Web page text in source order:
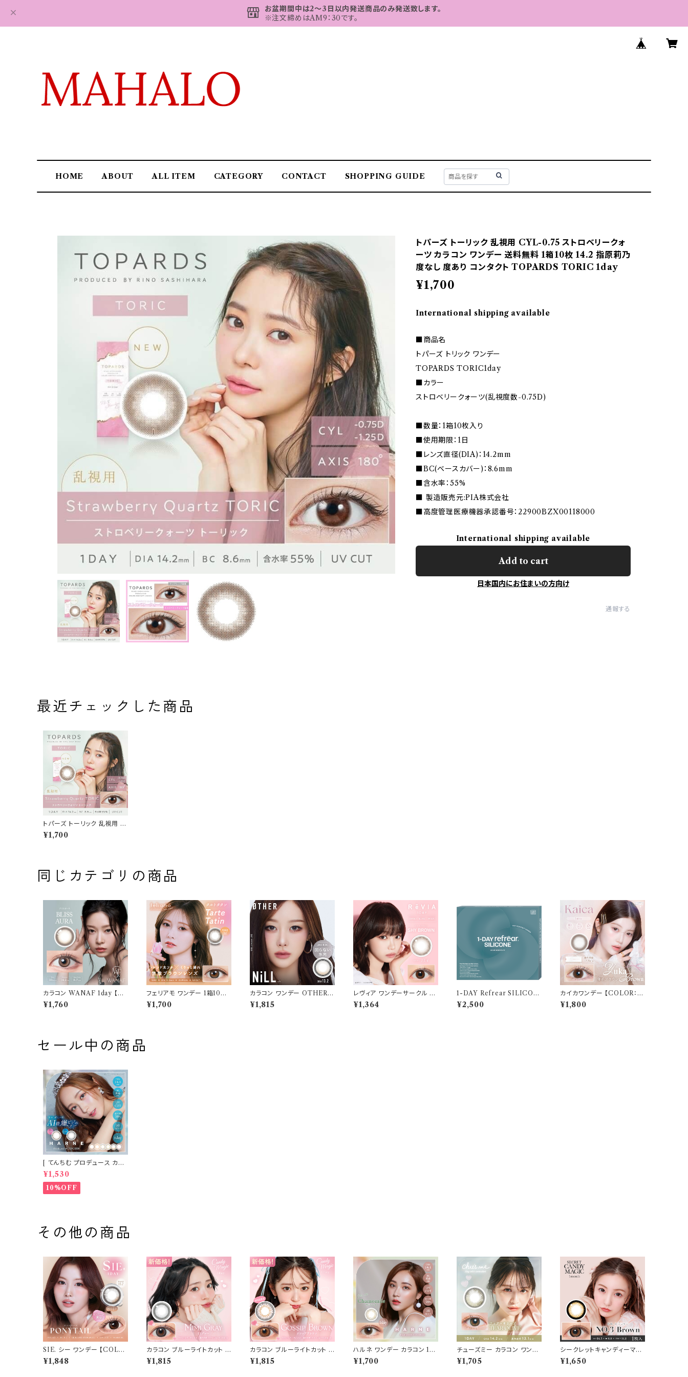
お盆期間中は2～3日以内発送商品のみ発送致します。
※注文締めはAM9：30です。
HOME ABOUT ALL ITEM CATEGORY CONTACT SHOPPING GUIDE
トパーズ トーリック 乱視用 CYL-0.75 ストロベリークォ
ーツ カラコン ワンデー 送料無料 1箱10枚 14.2 指原莉乃
度なし 度あり コンタクト TOPARDS TORIC 1day
¥1,700
International shipping available
■商品名
トパーズ トリック ワンデー
TOPARDS TORIC1day
■カラー
ストロベリークォーツ(乱視度数-0.75D)
■数量：1箱10枚入り
■使用期限：1日
■レンズ直径(DIA)：14.2mm
■BC(ベースカバー)：8.6mm
■含水率：55%
■ 製造販売元:PIA株式会社
■高度管理医療機器承認番号：22900BZX00118000
International shipping available
Add to cart
日本国内にお住まいの方向け
通報する
最近チェックした商品
トパーズ トーリック 乱視用 C
YL-0.75 ストロベリークォー
ツ カラコン ワンデー 送料無
¥1,700
同じカテゴリの商品
カラコン WANAF 1day 【C
OLOR：ブリスオーラ】1箱 10
枚入 ワナフ ワンデー キムミン
¥1,760
フェリアモ ワンデー 1箱10枚
入り【COLOR：タルトタタン】
白石麻衣（まいやん） イメージ
¥1,700
カラコン ワンデー OTHER
アザー 【COLOR：NiLL - ニ
ル(ブラウン)】NEWデビュー 1
¥1,815
レヴィア ワンデーサークル 1
箱10枚入 【COLOR：シャイ
ブラウン】14.1mm ReVIA 1d
¥1,364
1-DAY Refrear SILICON
E UV W-Moisture （ワンデ
ーリフレア シリコーン ユーブ
¥2,500
カイカワンデー 【COLOR：優
花ブラウン】 1箱10枚 14.2m
m 度なし 度あり 中野恵那 カ
¥1,800
セール中の商品
[ てんちむ プロデュース カラ
コン ] HARNE (ハルネ) ワン
デー 1day 10枚入り （当日発
送） 1day
¥1,530
10%OFF
その他の商品
SIE. シー ワンデー 【COLO
R：ポニーテール 】 1箱10枚入
シリコーン 回らない水光レン
¥1,848
カラコン ブルーライトカット キ
ャンディーマジック ワンデー
【COLOR：ミミグレー】1箱10
¥1,815
カラコン ブルーライトカット キ
ャンディーマジック ワンデー
【COLOR：ゴシップブラウン】
¥1,815
ハルネ ワンデー カラコン 1da
y 【COLOR：カモミール】1箱1
0枚 14.1mm てんちむ 度なし
¥1,700
チューズミー カラコン ワンデ
ー【COLOR：ティアーオリー
ブ】新色 ハーフ系 モテ 盛れ
¥1,705
シークレットキャンディーマジ
ック マンスリー カラコン 1ヶ
月 【COLOR：NO.3ブラウ
¥1,650